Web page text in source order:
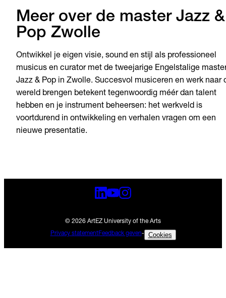
Meer over de master Jazz &
Pop Zwolle
Ontwikkel je eigen visie, sound en stijl als professioneel
musicus en curator met de tweejarige Engelstalige
Jazz & Pop in Zwolle. Succesvol musiceren en werk naar
wereld brengen betekent tegenwoordig méér dan talent
hebben en je instrument beheersen: het werkveld is
voortdurend in ontwikkeling en verhalen vragen om een
nieuwe presentatie.
© 2026 ArtEZ University of the Arts
Privacy statementFeedback geven- Cookies